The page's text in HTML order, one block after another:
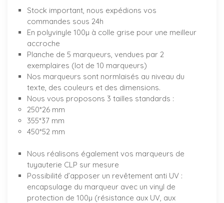
Stock important, nous expédions vos
commandes sous 24h
En polyvinyle 100µ à colle grise pour une meilleur
accroche
Planche de 5 marqueurs, vendues par 2
exemplaires (lot de 10 marqueurs)
Nos marqueurs sont normlaisés au niveau du
texte, des couleurs et des dimensions.
Nous vous proposons 3 tailles standards :
250*26 mm
355*37 mm
450*52 mm
Nous réalisons également vos marqueurs de
tuyauterie CLP sur mesure
Possibilité d’apposer un revêtement anti UV :
encapsulage du marqueur avec un vinyl de
protection de 100µ (résistance aux UV, aux